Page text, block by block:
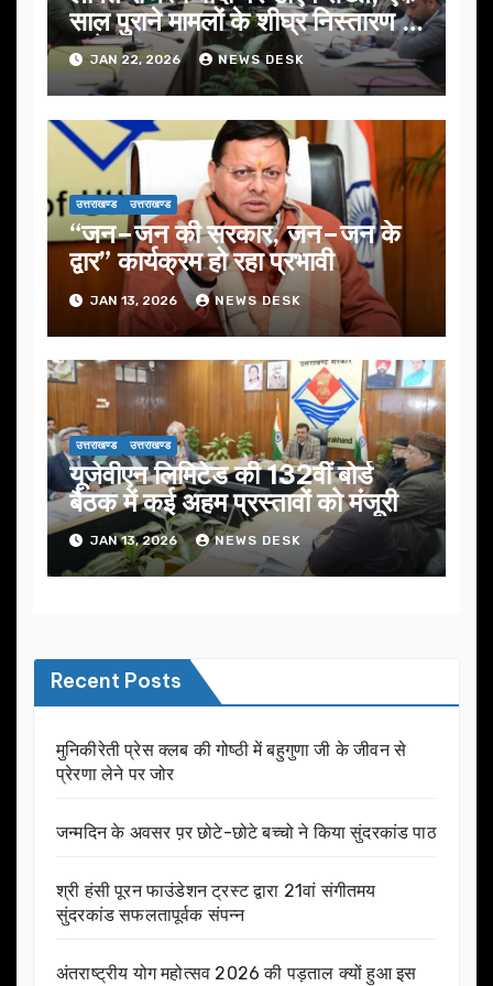
साल पुराने मामलों के शीघ्र निस्तारण के
आदेश…
JAN 22, 2026 NEWS DESK
उत्तराखण्ड उत्तराखण्ड
“जन–जन की सरकार, जन–जन के
द्वार” कार्यक्रम हो रहा प्रभावी
JAN 13, 2026 NEWS DESK
उत्तराखण्ड उत्तराखण्ड
यूजेवीएन लिमिटेड की 132वीं बोर्ड
बैठक में कई अहम प्रस्तावों को मंजूरी
JAN 13, 2026 NEWS DESK
Recent Posts
मुनिकीरेती प्रेस क्लब की गोष्ठी में बहुगुणा जी के जीवन से
प्रेरणा लेने पर जोर
जन्मदिन के अवसर प़र छोटे-छोटे बच्चो ने किया सुंदरकांड पाठ
श्री हंसी पूरन फाउंडेशन ट्रस्ट द्वारा 21वां संगीतमय
सुंदरकांड सफलतापूर्वक संपन्न
अंतराष्ट्रीय योग महोत्सव 2026 की पड़ताल क्यों हुआ इस